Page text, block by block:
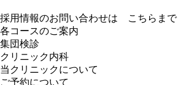
採用情報のお問い合わせは こちらまで
各コースのご案内
集団検診
クリニック内科
当クリニックについて
ご予約について